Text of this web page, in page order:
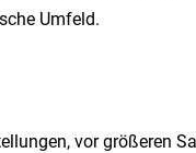
Umfeld.
vor größeren